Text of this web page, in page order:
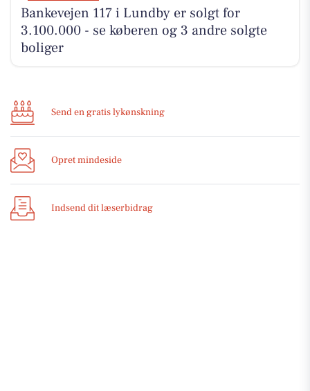
Bankevejen 117 i Lundby er solgt for
3.100.000 - se køberen og 3 andre solgte
boliger
Send en gratis lykønskning
Opret mindeside
Indsend dit læserbidrag